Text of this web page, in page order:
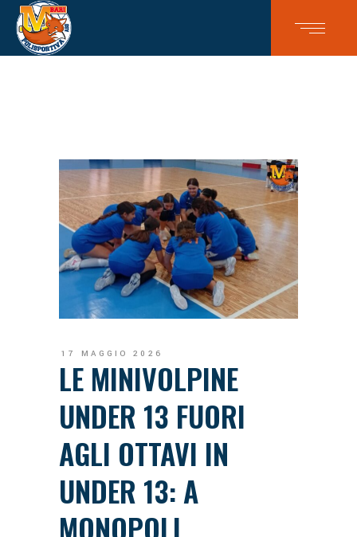
17 MAGGIO 2026
LE MINIVOLPINE
UNDER 13 FUORI
AGLI OTTAVI IN
UNDER 13: A
MONOPOLI